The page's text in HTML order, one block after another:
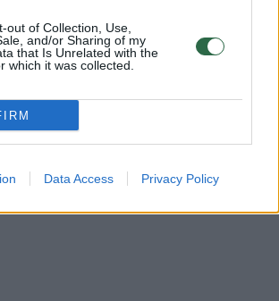
out of Collection, Use,
and/or Sharing of my
that Is Unrelated with the
which it was collected.
Data Access Privacy Policy